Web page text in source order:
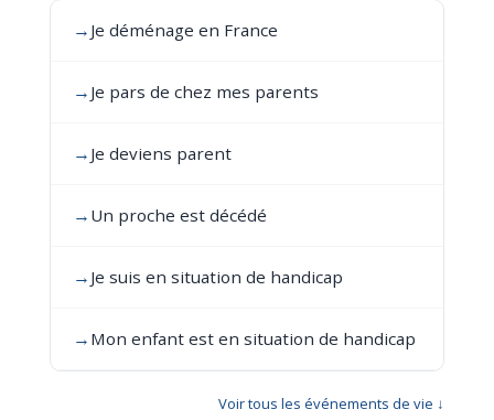
→ Je déménage en France
→ Je pars de chez mes parents
→ Je deviens parent
→ Un proche est décédé
→ Je suis en situation de handicap
→ Mon enfant est en situation de handicap
Voir tous les événements de vie ↓